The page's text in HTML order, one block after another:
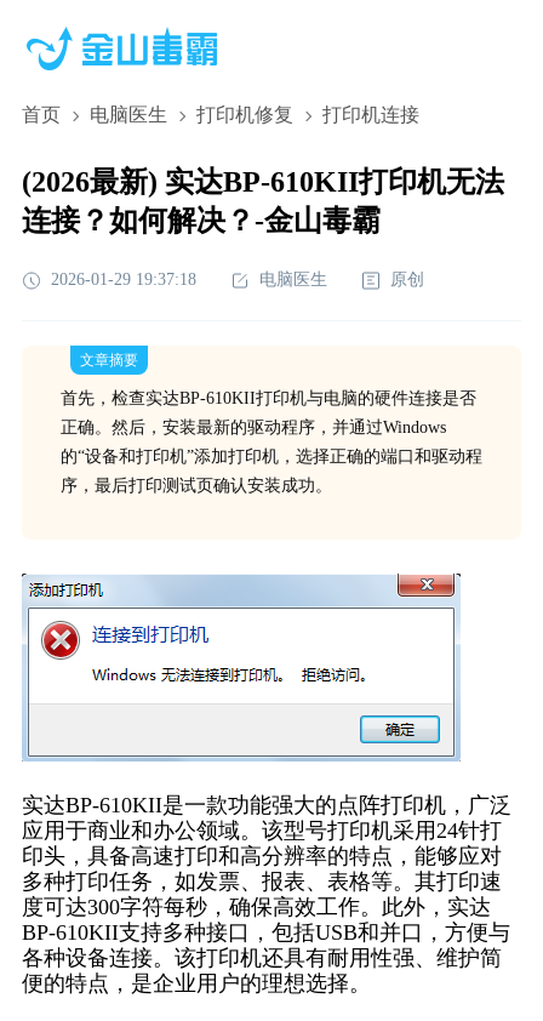
首页 电脑医生 打印机修复 打印机连接
(2026最新) 实达BP-610KII打印机无法
连接？如何解决？-金山毒霸
2026-01-29 19:37:18 电脑医生 原创
文章摘要
首先，检查实达BP-610KII打印机与电脑的硬件连接是否
正确。然后，安装最新的驱动程序，并通过Windows
的“设备和打印机”添加打印机，选择正确的端口和驱动程
序，最后打印测试页确认安装成功。
实达BP-610KII是一款功能强大的点阵打印机，广泛
应用于商业和办公领域。该型号打印机采用24针打
印头，具备高速打印和高分辨率的特点，能够应对
多种打印任务，如发票、报表、表格等。其打印速
度可达300字符每秒，确保高效工作。此外，实达
BP-610KII支持多种接口，包括USB和并口，方便与
各种设备连接。该打印机还具有耐用性强、维护简
便的特点，是企业用户的理想选择。